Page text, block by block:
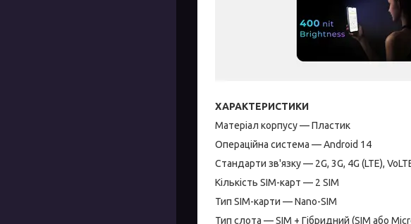
ХАРАКТЕРИСТИКИ
Матеріал корпусу — Пластик
Операційна система — Android 14
Стандарти зв'язку — 2G, 3G, 4G (LTE),
Кількість SIM-карт — 2 SIM
Тип SIM-карти — Nano-SIM
Тип слота — SIM + Гібридний (SIM або